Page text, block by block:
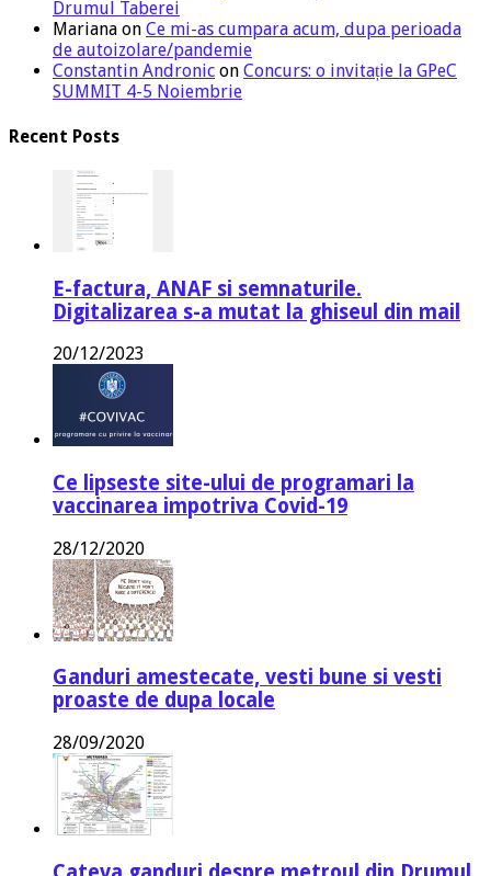
Drumul Taberei
Mariana on Ce mi-as cumpara acum, dupa perioada
de autoizolare/pandemie
Constantin Andronic on Concurs: o invitație la GPeC
SUMMIT 4-5 Noiembrie
Recent Posts
E-factura, ANAF si semnaturile.
Digitalizarea s-a mutat la ghiseul din mail
20/12/2023
Ce lipseste site-ului de programari la
vaccinarea impotriva Covid-19
28/12/2020
Ganduri amestecate, vesti bune si vesti
proaste de dupa locale
28/09/2020